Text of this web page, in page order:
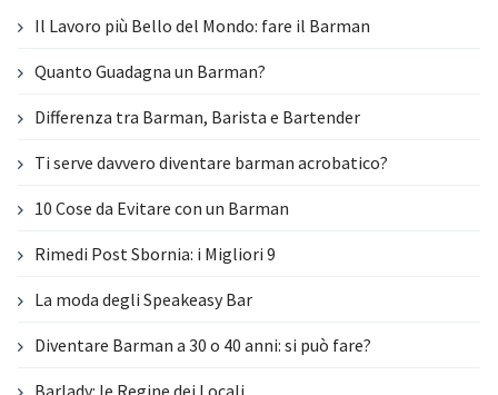
Il Lavoro più Bello del Mondo: fare il Barman
Quanto Guadagna un Barman?
Differenza tra Barman, Barista e Bartender
Ti serve davvero diventare barman acrobatico?
10 Cose da Evitare con un Barman
Rimedi Post Sbornia: i Migliori 9
La moda degli Speakeasy Bar
Diventare Barman a 30 o 40 anni: si può fare?
Barlady: le Regine dei Locali